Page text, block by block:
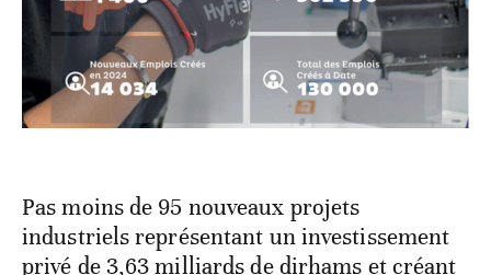
Pas moins de 95 nouveaux projets
industriels représentant un investissement
privé de 3,63 milliards de dirhams et créant